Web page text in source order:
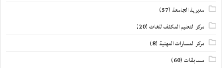
مديرية الجامعة (57)
مركز التعليم المكثف للغات(20)
مركز المسارات المهنية (8)
مسابقات(60)